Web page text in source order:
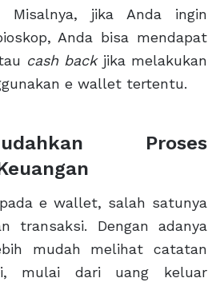
Misalnya, jika Anda ingin
Anda bisa mendapat
cash backjika melakukan
e wallet tertentu.
Proses
e wallet, salah satunya
transaksi. Dengan adanya
mudah melihat catatan
mulai dari uang keluar